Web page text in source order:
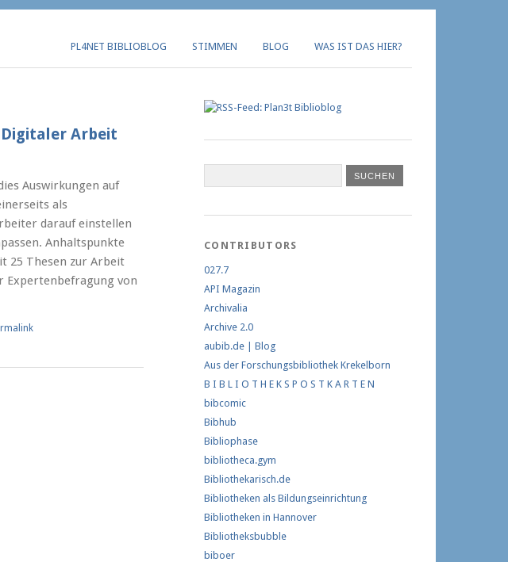
PL4NET BIBLIOBLOG STIMMEN BLOG WAS IST DAS HIER?
Arbeit
Auswirkungen auf
als
darauf einstellen
Anhaltspunkte
25 Thesen zur Arbeit
Expertenbefragung von
CONTRIBUTORS
027.7
API Magazin
Archivalia
Archive 2.0
aubib.de | Blog
Aus der Forschungs­bibliothek Krekelborn
B I B L I O T H E K S P O S T K A R T E N
bibcomic
Bibhub
Bibliophase
bibliotheca.gym
Bibliothekarisch.de
Bibliotheken als Bildungseinrichtung
Bibliotheken in Hannover
Bibliotheksbubble
biboer